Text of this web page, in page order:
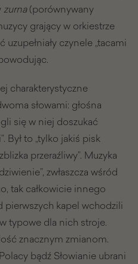
zurna(porównywany
grający w orkiestrze
uzupełniały czynele „tacami
charakterystyczne
słowami: głośna
się w niej doszukać
Był to „tylko jakiś pisk
przeraźliwy”. Muzyka
zwłaszcza wśród
tak całkowicie innego
pierwszych kapel wchodzili
typowe dla nich stroje.
znacznym zmianom.
bądź Słowianie ubrani